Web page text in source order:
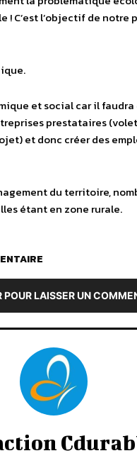
! C’est l’objectif de notre
et social car il
prestataires (volet
et donc créer des
du territoire,
étant en zone rurale.
POUR LAISSER UN